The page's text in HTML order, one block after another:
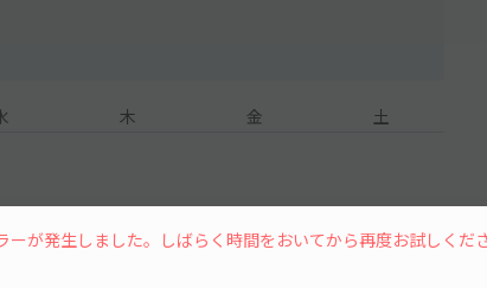
木 金 土
7 8
ーが発生しました。しばらく時間をおいてから再度お試しくだ